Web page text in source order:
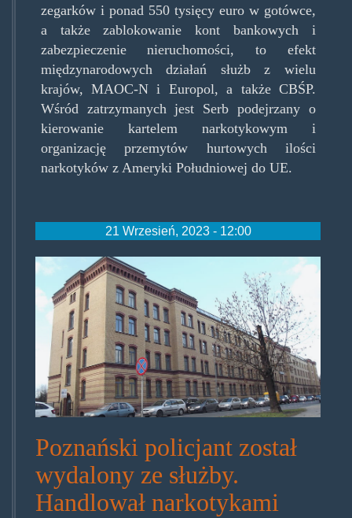
zegarków i ponad 550 tysięcy euro w gotówce,
a także zablokowanie kont bankowych i
zabezpieczenie nieruchomości, to efekt
międzynarodowych działań służb z wielu
krajów, MAOC-N i Europol, a także CBŚP.
Wśród zatrzymanych jest Serb podejrzany o
kierowanie kartelem narkotykowym i
organizację przemytów hurtowych ilości
narkotyków z Ameryki Południowej do UE.
21 Wrzesień, 2023 - 12:00
Poznański policjant został
wydalony ze służby.
Handlował narkotykami